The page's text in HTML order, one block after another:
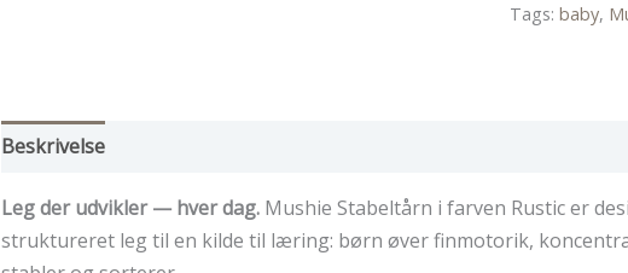
Tags: baby,
Beskrivelse
Leg der udvikler — hver dag. Mushie Stabeltårn i farven Rustic er
struktureret leg til en kilde til læring: børn øver finmotorik,